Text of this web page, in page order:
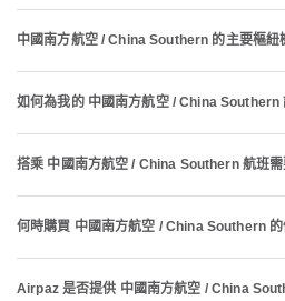
中國南方航空 / China Southern 的主要樞紐
如何為我的 中國南方航空 / China Southern
搭乘 中國南方航空 / China Southern 航班需
何時購買 中國南方航空 / China Southern 的
Airpaz 是否提供 中國南方航空 / China